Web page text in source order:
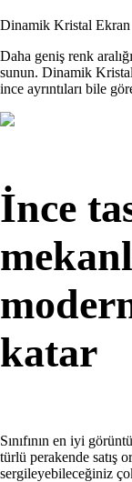
Dinamik Kristal Ekran
Daha geniş renk
sunun. Dinamik
ince ayrıntıları bile
İnce
katar
Sınıfının en iyi
türlü perakende satış
sergileyebileceğiniz